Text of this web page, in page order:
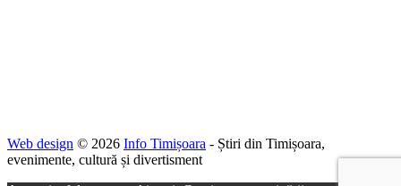
Web design © 2026 Info Timișoara - Știri din Timișoara,
evenimente, cultură și divertisment